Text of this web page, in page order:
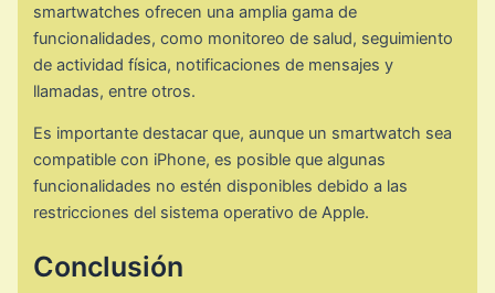
smartwatches ofrecen una amplia gama de
funcionalidades, como monitoreo de salud, seguimiento
de actividad física, notificaciones de mensajes y
llamadas, entre otros.
Es importante destacar que, aunque un smartwatch sea
compatible con iPhone, es posible que algunas
funcionalidades no estén disponibles debido a las
restricciones del sistema operativo de Apple.
Conclusión